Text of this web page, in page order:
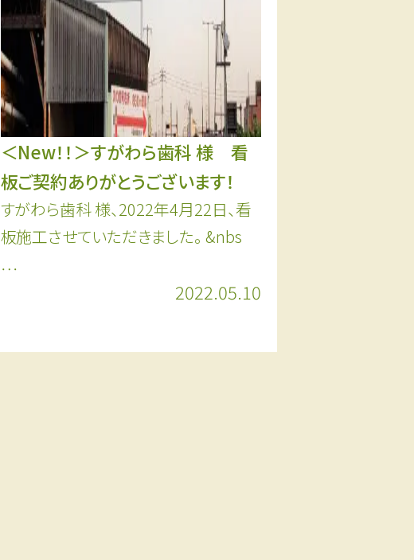
＜New！！＞すがわら歯科 様 看
板ご契約ありがとうございます！
すがわら歯科 様、2022年4月22日、看
板施工させていただきました。 &nbs
…
2022.05.10